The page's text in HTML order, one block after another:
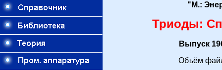
"М.:
Триоды:
Выпуск
Объём